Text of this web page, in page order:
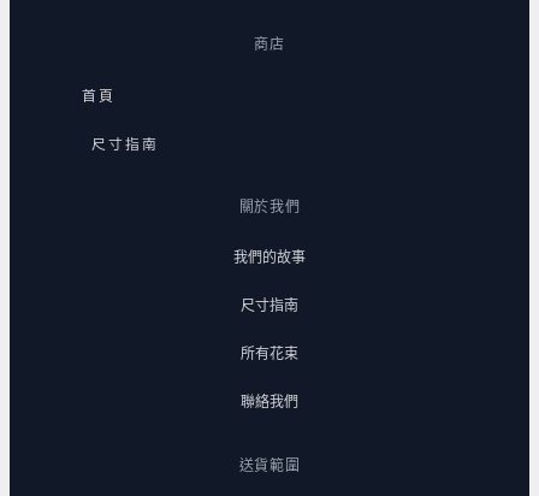
商店
首頁
尺寸指南
關於我們
我們的故事
尺寸指南
所有花束
聯絡我們
送貨範圍